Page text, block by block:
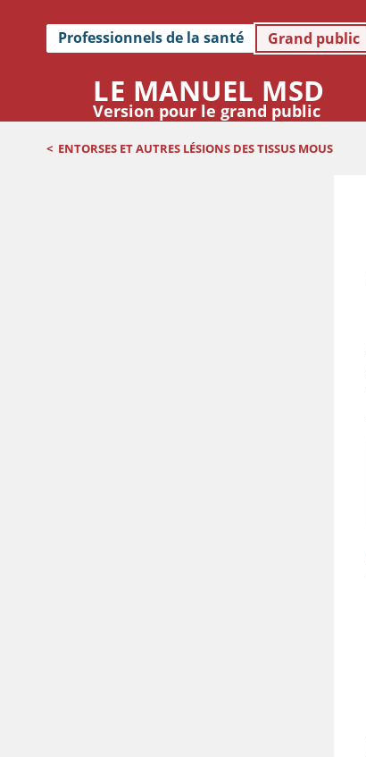
Professionnels de la santé Grand public
LE MANUEL MSD
Version pour le grand public
< ENTORSES ET AUTRES LÉSIONS DES TISSUS MOUS